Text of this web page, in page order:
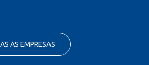
AS EMPRESAS